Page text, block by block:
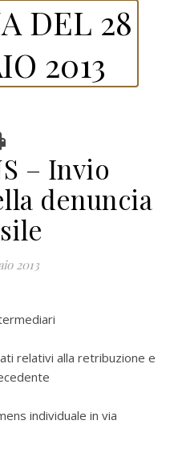
DEL 28
2013
– Invio
denuncia
2013
relativi alla retribuzione e
individuale in via